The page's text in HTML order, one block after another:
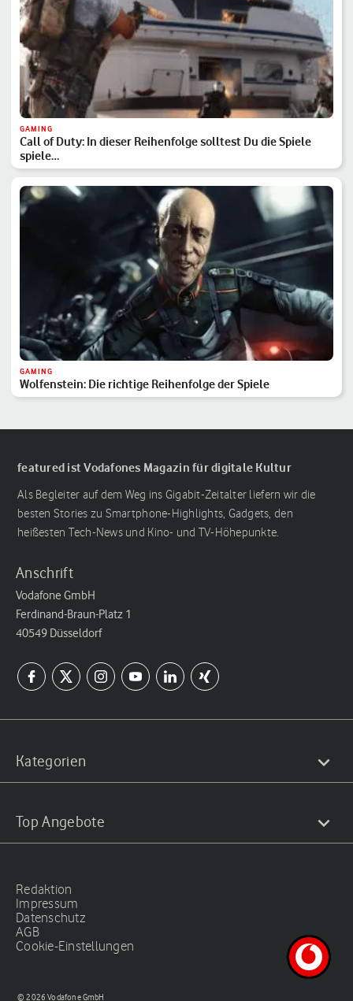
GAMING
Call of Duty: In dieser Reihenfolge solltest Du die Spiele
spiele…
GAMING
Wolfenstein: Die richtige Reihenfolge der Spiele
featured ist Vodafones Magazin für digitale Kultur
Als Begleiter auf dem Weg ins Gigabit-Zeitalter liefern wir die
besten Stories zu Smartphone-Highlights, Gadgets, den
heißesten Tech-News und Kino- und TV-Höhepunkte.
Anschrift
Vodafone GmbH
Ferdinand-Braun-Platz 1
40549 Düsseldorf
Kategorien
Top Angebote
Redaktion
Impressum
Datenschutz
AGB
Cookie-Einstellungen
© 2026 Vodafone GmbH